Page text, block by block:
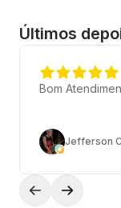
Últimos
Bom
Jefferson